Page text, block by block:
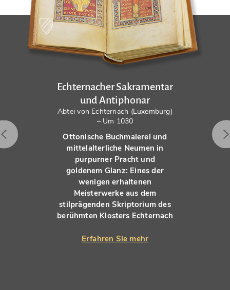
Echternacher Sakramentar
und Antiphonar
Abtei von Echternach (Luxemburg)
– Um 1030
Ottonische Buchmalerei und
mittelalterliche Neumen in
purpurner Pracht und
goldenem Glanz: Eines der
wenigen erhaltenen
Meisterwerke aus dem
stilprägenden Skriptorium des
berühmten Klosters Echternach
Erfahren Sie mehr